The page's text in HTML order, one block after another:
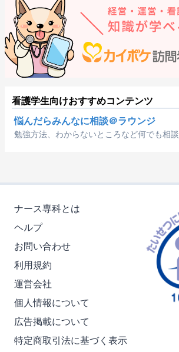
看護学生向けおすすめコンテンツ
悩んだらみんなに相談＠ラウンジ
勉強方法、わからないところなど何でも相談
ナース専科とは
ヘルプ
お問い合わせ
利用規約
運営会社
個人情報について
広告掲載について
特定商取引法に基づく表示